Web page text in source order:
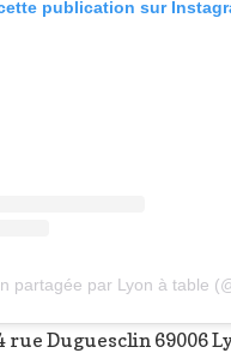
publication sur
partagée par Lyon à table
rue Duguesclin 69006